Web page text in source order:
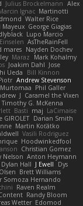
Julius Brockelmann Alex
Ignac Martinotti
Walter Rice
Mayeux George Giagias
Lupo Marcio
AsTheRainFell
mares Nayden Dochev
Maraz
Mark Kohalmy
Joakim Dahl Jose
Ueda
Bill Kinnon
Andrew Stevenson
Phil Galler
J Caramel the Vixen
Timothy G. McKenna
Basti maj LaCimaise
GIROLET Darian Smith
Martin Koťátko
Vasili Rodriguez
Hoodwinkedfool
Christian Gomez
Nelson Anton Heymann
Dylan Hall J Ewell
Dys
Brett Williams
Somoza Hernando
Raven Realm
Randy Bloom
Wetter Edomod